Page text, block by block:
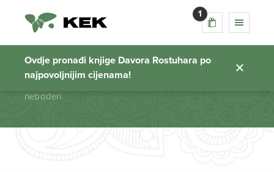
1
Ovdje pronađi knjige Davora Rostuhara po
najpovoljnijim cijenama!
neboderi
Početna stranica
neboderi